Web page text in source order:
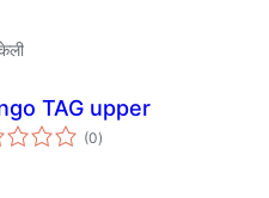
TAG upper
(0एकूण
मूल्यांकन
)